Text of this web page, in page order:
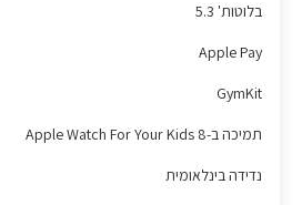
בלוטות' 5.3
Apple Pay
GymKit
תמיכה ב-Apple Watch For Your Kids 8
נדידה בינלאומית